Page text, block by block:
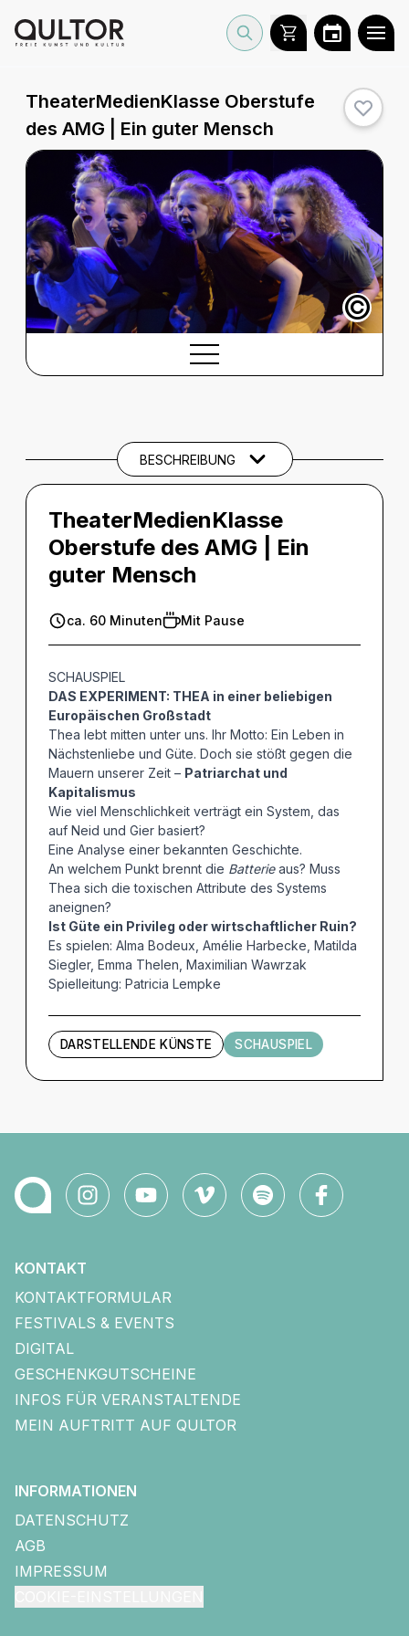
TheaterMedienKlasse Oberstufe
des AMG | Ein guter Mensch
©
BESCHREIBUNG
TheaterMedienKlasse
Oberstufe des AMG | Ein
guter Mensch
ca. 60 Minuten Mit Pause
SCHAUSPIEL
DAS EXPERIMENT: THEA in einer beliebigen
Europäischen Großstadt
Thea lebt mitten unter uns. Ihr Motto: Ein Leben in
Nächstenliebe und Güte. Doch sie stößt gegen die
Mauern unserer Zeit – Patriarchat und
Kapitalismus
Wie viel Menschlichkeit verträgt ein System, das
auf Neid und Gier basiert?
Eine Analyse einer bekannten Geschichte.
An welchem Punkt brennt die Batterieaus? Muss
Thea sich die toxischen Attribute des Systems
aneignen?
Ist Güte ein Privileg oder wirtschaftlicher Ruin?
Es spielen: Alma Bodeux, Amélie Harbecke, Matilda
Siegler, Emma Thelen, Maximilian Wawrzak
Spielleitung: Patricia Lempke
DARSTELLENDE KÜNSTE SCHAUSPIEL
KONTAKT
KONTAKTFORMULAR
FESTIVALS & EVENTS
DIGITAL
GESCHENKGUTSCHEINE
INFOS FÜR VERANSTALTENDE
MEIN AUFTRITT AUF QULTOR
INFORMATIONEN
DATENSCHUTZ
AGB
IMPRESSUM